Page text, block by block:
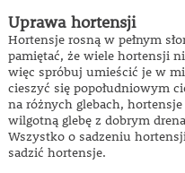
Uprawa hortensji
Hortensje rosną w pełnym
pamiętać, że wiele hortensji
więc spróbuj umieścić je w
cieszyć się popołudniowym
na różnych glebach,
wilgotną glebę z dobrym
Wszystko o sadzeniu
sadzić hortensje.